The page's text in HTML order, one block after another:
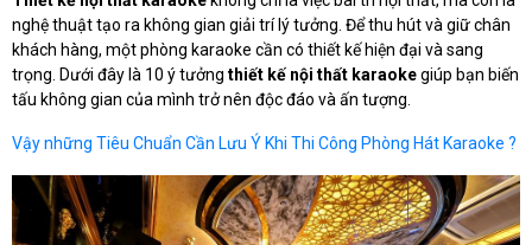
nghệ thuật tạo ra không gian giải trí lý tưởng. Để thu hút và giữ chân
khách hàng, một phòng karaoke cần có thiết kế hiện đại và sang
trọng. Dưới đây là 10 ý tưởng thiết kế nội thất karaokegiúp bạn biến
tấu không gian của mình trở nên độc đáo và ấn tượng.
Vậy những Tiêu Chuẩn Cần Lưu Ý Khi Thi Công Phòng Hát Karaoke ?